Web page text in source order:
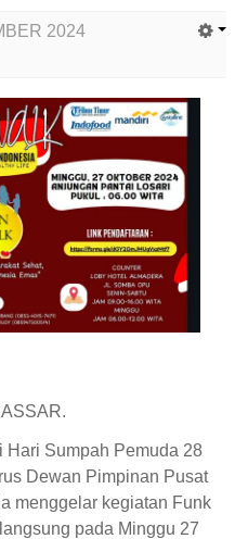
2024
Hari Sumpah Pemuda 28
Dewan Pimpinan Pusat
menggelar kegiatan Funk
pada Minggu 27